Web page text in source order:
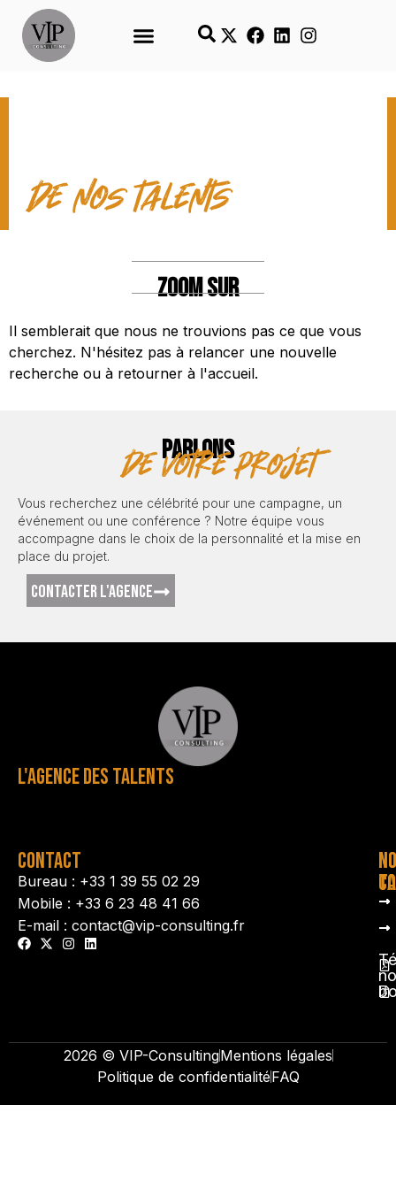
LES TEMPS FORTS
de nos talents
ZOOM SUR
Il semblerait que nous ne trouvions pas ce que vous
cherchez. N'hésitez pas à relancer une nouvelle
recherche ou à retourner à l'accueil.
PARLONS
de votre projet
Vous recherchez une célébrité pour une campagne, un
événement ou une conférence ? Notre équipe vous
accompagne dans le choix de la personnalité et la mise en
place du projet.
CONTACTER L'AGENCE
L'AGENCE DES TALENTS
CONTACT
Bureau : +33 1 39 55 02 29
Mobile : +33 6 23 48 41 66
E-mail : contact@vip-consulting.fr
2026 © VIP-ConsultingMentions légales
Politique de confidentialitéFAQ